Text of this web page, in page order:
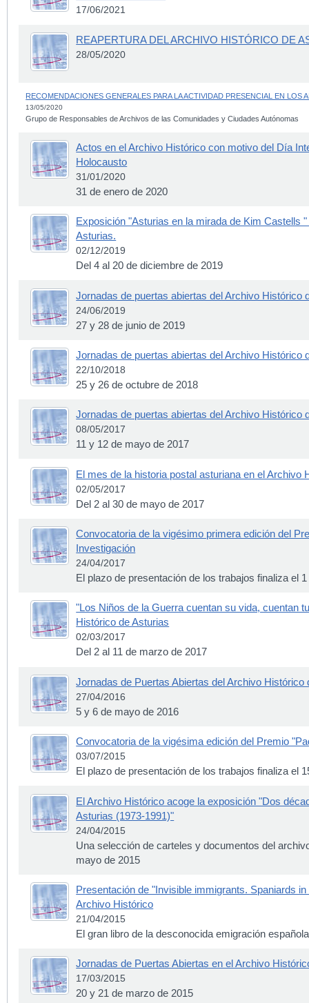
17/06/2021
REAPERTURA DEL ARCHIVO HISTÓRICO DE
28/05/2020
RECOMENDACIONES GENERALES PARA LA ACTIVIDAD PRESENCIAL EN LOS
13/05/2020
Grupo de Responsables de Archivos de las Comunidades y Ciudades Autónomas
Actos en el Archivo Histórico con motivo del Día
Holocausto
31/01/2020
31 de enero de 2020
Exposición "Asturias en la mirada de Kim Castells
Asturias.
02/12/2019
Del 4 al 20 de diciembre de 2019
Jornadas de puertas abiertas del Archivo Histórico
24/06/2019
27 y 28 de junio de 2019
Jornadas de puertas abiertas del Archivo Histórico
22/10/2018
25 y 26 de octubre de 2018
Jornadas de puertas abiertas del Archivo Histórico
08/05/2017
11 y 12 de mayo de 2017
El mes de la historia postal asturiana en el Archivo
02/05/2017
Del 2 al 30 de mayo de 2017
Convocatoria de la vigésimo primera edición del
Investigación
24/04/2017
El plazo de presentación de los trabajos finaliza el
"Los Niños de la Guerra cuentan su vida, cuentan
Histórico de Asturias
02/03/2017
Del 2 al 11 de marzo de 2017
Jornadas de Puertas Abiertas del Archivo Histórico
27/04/2016
5 y 6 de mayo de 2016
Convocatoria de la vigésima edición del Premio
03/07/2015
El plazo de presentación de los trabajos finaliza el
El Archivo Histórico acoge la exposición "Dos
Asturias (1973-1991)"
24/04/2015
Una selección de carteles y documentos del
mayo de 2015
Presentación de "Invisible immigrants. Spaniards
Archivo Histórico
21/04/2015
El gran libro de la desconocida emigración
Jornadas de Puertas Abiertas en el Archivo
17/03/2015
20 y 21 de marzo de 2015